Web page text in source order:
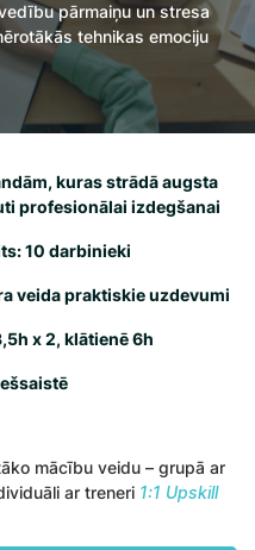
pārmaiņu un stresa
tehnikas emociju
kuras strādā augsta
profesionālai izdegšanai
10 darbinieki
veida praktiskie uzdevumi
x 2, klātienē 6h
mācību veidu – grupā ar
ar treneri 1:1 Upskill